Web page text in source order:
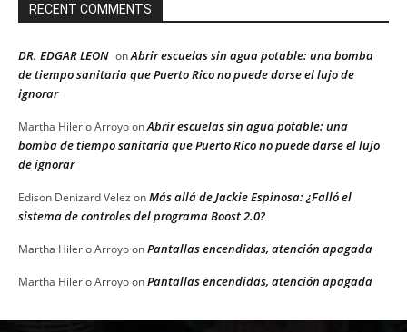
RECENT COMMENTS
DR. EDGAR LEON onAbrir escuelas sin agua potable: una bomba
de tiempo sanitaria que Puerto Rico no puede darse el lujo de
ignorar
Martha Hilerio ArroyoonAbrir escuelas sin agua potable: una
bomba de tiempo sanitaria que Puerto Rico no puede darse el lujo
de ignorar
Edison Denizard Velez onMás allá de Jackie Espinosa: ¿Falló el
sistema de controles del programa Boost 2.0?
Martha Hilerio ArroyoonPantallas encendidas, atención apagada
Martha Hilerio ArroyoonPantallas encendidas, atención apagada